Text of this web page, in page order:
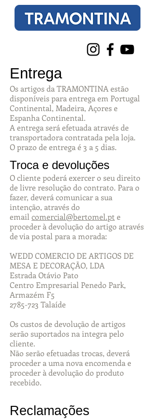
Entrega
Os artigos da TRAMONTINA estão
disponíveis para entrega em Portugal
Continental, Madeira, Açores e
Espanha Continental.
A entrega será efetuada através de
transportadora contratada pela loja.
O prazo de entrega é 3 a 5 dias.
Troca e devoluções
O cliente poderá exercer o seu direito
de livre resolução do contrato. Para o
fazer, deverá comunicar a sua
intenção, através do
email comercial@bertomel.pt e
proceder à devolução do artigo através
de via postal para a morada:
WEDD COMERCIO DE ARTIGOS DE
MESA E DECORAÇÃO, LDA
Estrada Otávio Pato
Centro Empresarial Penedo Park,
Armazém F5
2785-723 Talaíde
Os custos de devolução de artigos
serão suportados na integra pelo
cliente.
Não serão efetuadas trocas, deverá
proceder a uma nova encomenda e
proceder à devolução do produto
recebido.
Reclamações